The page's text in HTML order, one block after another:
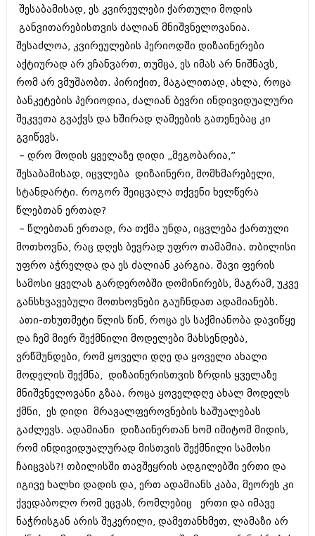
სხვადასხვა
ანონსი
აგვისტო 2018 (162)
ივლისი 2018 (223)
მაისი 2018 (211)
მარტი 2018 (256)
თებერვალი 2018 (208)
იანვარი 2018 (215)
დეკემბერი 2017 (243)
ნოემბერი 2017 (212)
ოქტომბერი 2017 (231)
სექტემბერი 2017 (261)
აგვისტო 2017 (212)
ივლისი 2017 (233)
ივნისი 2017 (265)
მაისი 2017 (216)
აპრილი 2017 (220)
თებერვალი 2017 (205)
იანვარი 2017 (246)
დეკემბერი 2016 (207)
ნოემბერი 2016 (207)
ოქტომბერი 2016 (257)
სექტემბერი 2016 (224)
აგვისტო 2016 (258)
ივლისი 2016 (211)
ივნისი 2016 (221)
მაისი 2016 (261)
აპრილი 2016 (215)
მარტი 2016 (200)
არქივი
ნოემბერი 2020 (103)
ოქტომბერი 2020 (209)
სექტემბერი 2020 (204)
აგვისტო 2020 (249)
ივლისი 2020 (204)
ივნისი 2020 (249)
არქივის ზომის ნახვა
შესაბამისად, ეს კვირეულები ქართული მოდის
განვითარებისთვის ძალიან მნიშვნელოვანია.
შესაძლოა, კვირეულების პერიოდში დიზაინერები
აქტიურად არ ვჩანვართ, თუმცა, ეს იმას არ ნიშნავს,
რომ არ ვმუშაობთ. პირიქით, მაგალითად, ახლა, როცა
ბანკეტების პერიოდია, ძალიან ბევრი ინდივიდუალური
შეკვეთა გვაქვს და ხშირად ღამეების გათენებაც კი
გვიწევს.
– დრო მოდის ყველაზე დიდი „მეგობარია,”
შესაბამისად, იცვლება დიზაინერი, მომხმარებელი,
სტანდარტი. როგორ შეიცვალა თქვენი ხელწერა
წლებთან ერთად?
– წლებთან ერთად, რა თქმა უნდა, იცვლება ქართული
მოთხოვნა, რაც დღეს ბევრად უფრო თამამია. თბილისი
უფრო აჭრელდა და ეს ძალიან კარგია. შავი ფერის
სამოსი ყველას გარდერობში დომინირებს, მაგრამ, უკვე
განსხვავებული მოთხოვნები გაუჩნდათ ადამიანებს.
ათი-თხუთმეტი წლის წინ, როცა ეს საქმიანობა დავიწყე
და ჩემ მიერ შექმნილი მოდელები მახსენდება,
ვრწმუნდები, რომ ყოველი დღე და ყოველი ახალი
მოდელის შექმნა, დიზაინერისთვის ზრდის ყველაზე
მნიშვნელოვანი გზაა. როცა ყოველდღე ახალ მოდელს
ქმნი, ეს დიდი მრავალფეროვნების საშუალებას
გაძლევს. ადამიანი დიზაინერთან ხომ იმიტომ მიდის,
რომ ინდივიდუალურად მისთვის შექმნილი სამოსი
ჩაიცვას?! თბილისში თავშეყრის ადგილებში ერთი და
იგივე ხალხი დადის და, ერთ ადამიანს კაბა, მეორეს კი
ქვედაბოლო რომ ეცვას, რომლებიც ერთი და იმავე
ნაჭრისგან არის შეკერილი, დამეთანხმეთ, ლამაზი არ